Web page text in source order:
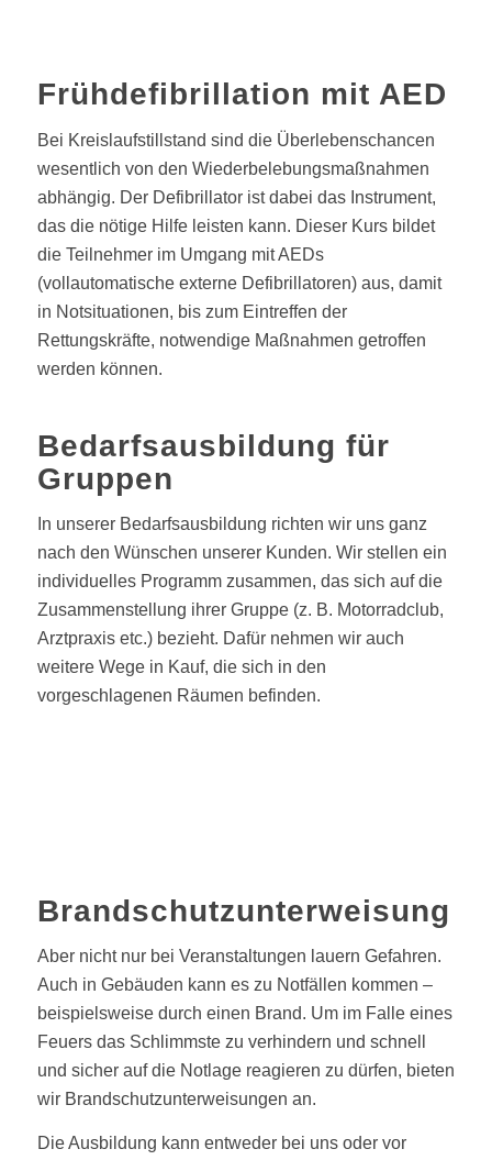
Frühdefibrillation mit AED
Bei Kreislaufstillstand sind die Überlebenschancen
wesentlich von den Wiederbelebungsmaßnahmen
abhängig. Der Defibrillator ist dabei das Instrument,
das die nötige Hilfe leisten kann. Dieser Kurs bildet
die Teilnehmer im Umgang mit AEDs
(vollautomatische externe Defibrillatoren) aus, damit
in Notsituationen, bis zum Eintreffen der
Rettungskräfte, notwendige Maßnahmen getroffen
werden können.
Bedarfsausbildung für
Gruppen
In unserer Bedarfsausbildung richten wir uns ganz
nach den Wünschen unserer Kunden. Wir stellen ein
individuelles Programm zusammen, das sich auf die
Zusammenstellung ihrer Gruppe (z. B. Motorradclub,
Arztpraxis etc.) bezieht. Dafür nehmen wir auch
weitere Wege in Kauf, die sich in den
vorgeschlagenen Räumen befinden.
Brandschutzunterweisung
Aber nicht nur bei Veranstaltungen lauern Gefahren.
Auch in Gebäuden kann es zu Notfällen kommen –
beispielsweise durch einen Brand. Um im Falle eines
Feuers das Schlimmste zu verhindern und schnell
und sicher auf die Notlage reagieren zu dürfen, bieten
wir Brandschutzunterweisungen an.
Die Ausbildung kann entweder bei uns oder vor